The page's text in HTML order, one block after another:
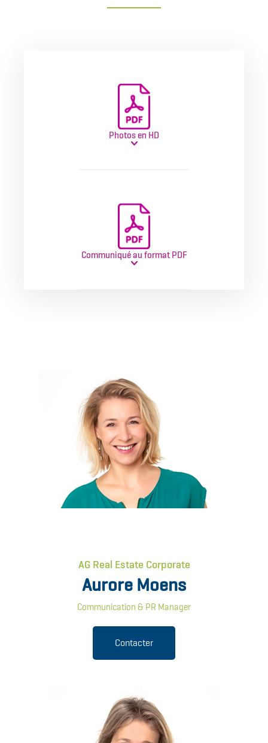
Photos en HD
Communiqué au format PDF
AG Real Estate Corporate
Aurore Moens
Communication & PR Manager
Contacter